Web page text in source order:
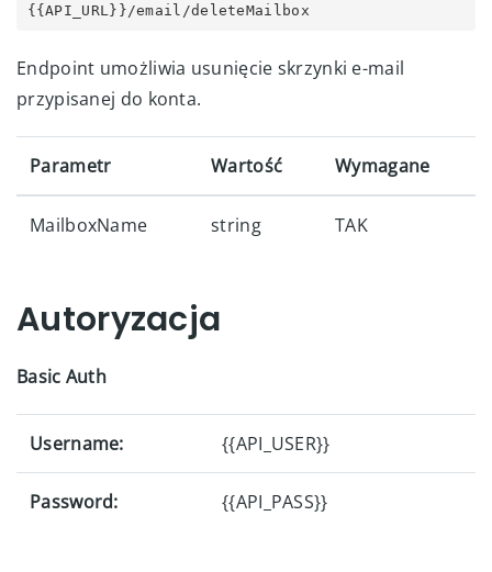
{{API_URL}}/email/deleteMailbox
Endpoint umożliwia usunięcie skrzynki e-mail
przypisanej do konta.
Parametr Wartość Wymagane
MailboxName string TAK
Autoryzacja
Basic Auth
Username: {{API_USER}}
Password: {{API_PASS}}